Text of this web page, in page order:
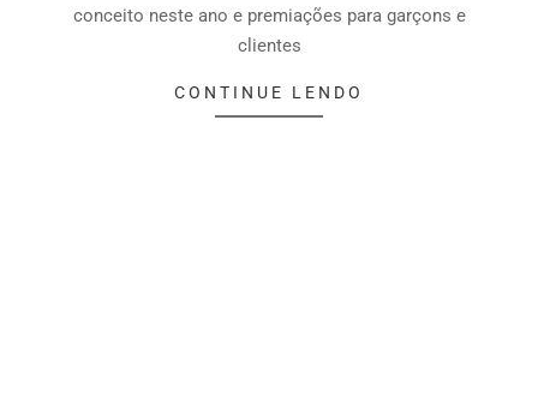
conceito neste ano e premiações para garçons e
clientes
CONTINUE LENDO